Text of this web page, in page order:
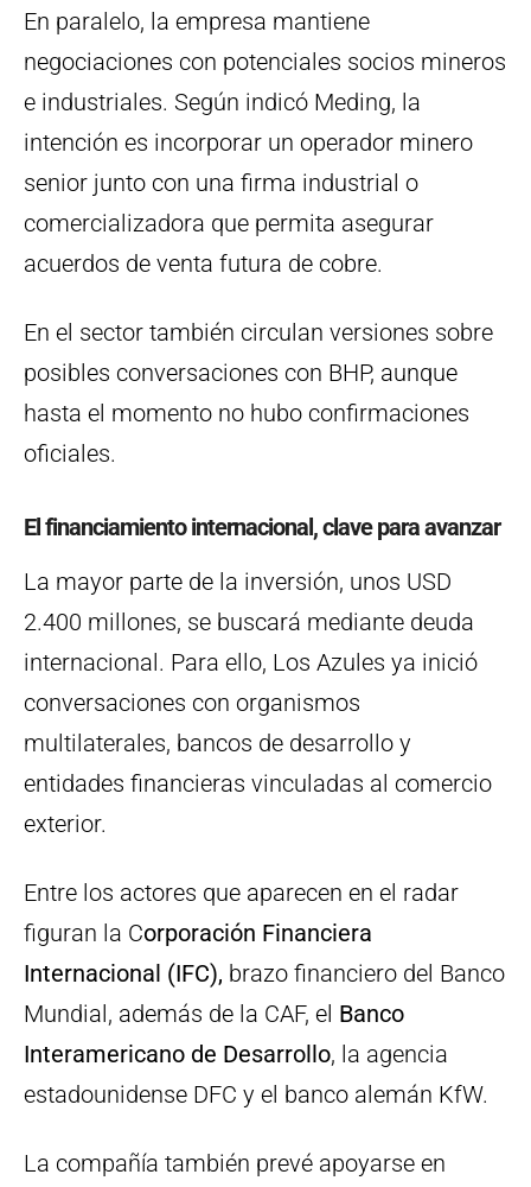
En paralelo, la empresa mantiene
negociaciones con potenciales socios mineros
e industriales. Según indicó Meding, la
intención es incorporar un operador minero
senior junto con una firma industrial o
comercializadora que permita asegurar
acuerdos de venta futura de cobre.
En el sector también circulan versiones sobre
posibles conversaciones con BHP, aunque
hasta el momento no hubo confirmaciones
oficiales.
El financiamiento internacional, clave para avanzar
La mayor parte de la inversión, unos USD
2.400 millones, se buscará mediante deuda
internacional. Para ello, Los Azules ya inició
conversaciones con organismos
multilaterales, bancos de desarrollo y
entidades financieras vinculadas al comercio
exterior.
Entre los actores que aparecen en el radar
figuran la Corporación Financiera
Internacional (IFC), brazo financiero del Banco
Mundial, además de la CAF, el Banco
Interamericano de Desarrollo, la agencia
estadounidense DFC y el banco alemán KfW.
La compañía también prevé apoyarse en